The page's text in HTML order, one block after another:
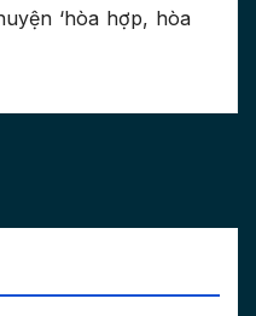
‘hòa hợp, hòa